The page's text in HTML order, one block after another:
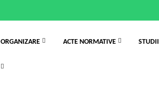
ORGANIZARE ACTE NORMATIVE STUDII